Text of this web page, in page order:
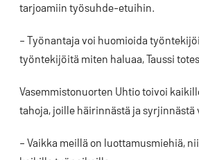
tarjoamiin työsuhde-etuihin.
– Työnantaja voi huomioida
työntekijöitä miten haluaa, Taussi
Vasemmistonuorten Uhtio toivoi
tahoja, joille häirinnästä ja syrjinnästä
– Vaikka meillä on luottamusmiehiä,